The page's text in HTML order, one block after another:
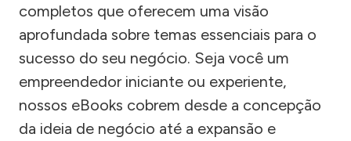
completos que oferecem uma visão
aprofundada sobre temas essenciais para o
sucesso do seu negócio. Seja você um
empreendedor iniciante ou experiente,
nossos eBooks cobrem desde a concepção
da ideia de negócio até a expansão e